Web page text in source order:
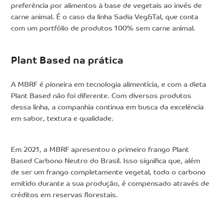
preferência por alimentos à base de vegetais ao invés de
carne animal. É o caso da linha Sadia Veg&Tal, que conta
com um portfólio de produtos 100% sem carne animal.
Plant Based na prática
A MBRF é pioneira em tecnologia alimentícia, e com a dieta
Plant Based não foi diferente. Com diversos produtos
dessa linha, a companhia continua em busca da excelência
em sabor, textura e qualidade.
Em 2021, a MBRF apresentou o primeiro frango Plant
Based Carbono Neutro do Brasil. Isso significa que, além
de ser um frango completamente vegetal, todo o carbono
emitido durante a sua produção, é compensado através de
créditos em reservas florestais.